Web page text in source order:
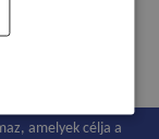
amelyek célja a